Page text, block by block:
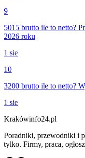
9
5015 brutto ile to netto?
2026 roku
1 sie
10
3200 brutto ile to netto?
1 sie
Krakówinfo24.pl
Poradniki, przewodniki i
tylko. Firmy, praca,